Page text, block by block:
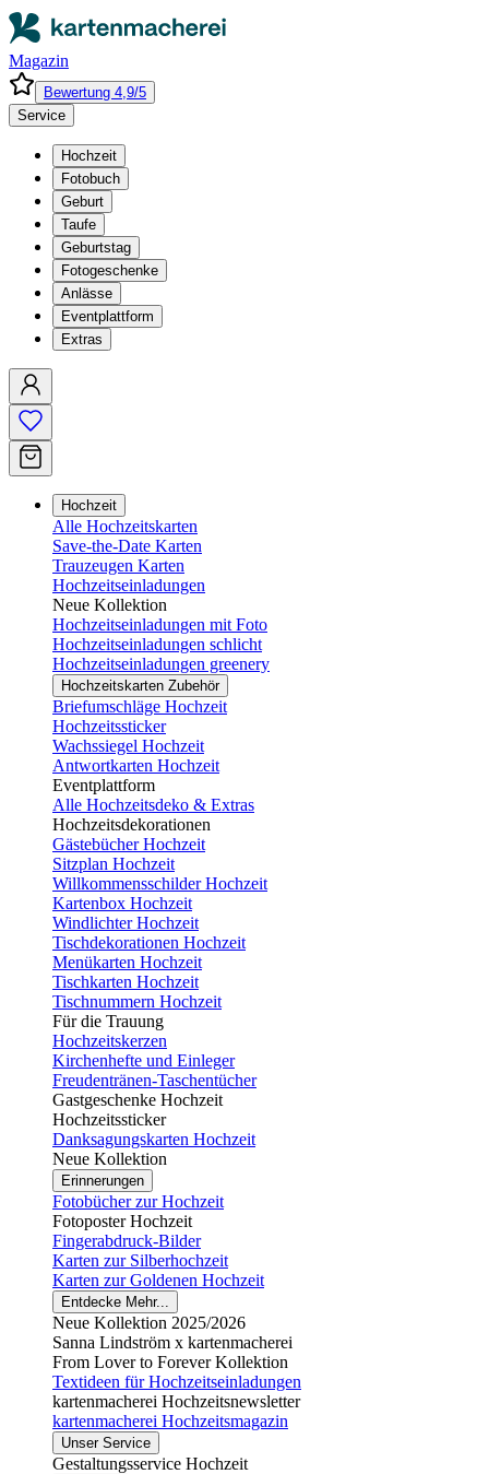
Magazin
Bewertung 4,9/5
Service
Hochzeit
Fotobuch
Geburt
Taufe
Geburtstag
Fotogeschenke
Anlässe
Eventplattform
Extras
Hochzeit
Alle Hochzeitskarten
Save-the-Date Karten
Trauzeugen Karten
Hochzeitseinladungen
Neue Kollektion
Hochzeitseinladungen mit Foto
Hochzeitseinladungen schlicht
Hochzeitseinladungen greenery
Hochzeitskarten Zubehör
Briefumschläge Hochzeit
Hochzeitssticker
Wachssiegel Hochzeit
Antwortkarten Hochzeit
Eventplattform
Alle Hochzeitsdeko & Extras
Hochzeitsdekorationen
Gästebücher Hochzeit
Sitzplan Hochzeit
Willkommensschilder Hochzeit
Kartenbox Hochzeit
Windlichter Hochzeit
Tischdekorationen Hochzeit
Menükarten Hochzeit
Tischkarten Hochzeit
Tischnummern Hochzeit
Für die Trauung
Hochzeitskerzen
Kirchenhefte und Einleger
Freudentränen-Taschentücher
Gastgeschenke Hochzeit
Hochzeitssticker
Danksagungskarten Hochzeit
Neue Kollektion
Erinnerungen
Fotobücher zur Hochzeit
Fotoposter Hochzeit
Fingerabdruck-Bilder
Karten zur Silberhochzeit
Karten zur Goldenen Hochzeit
Entdecke Mehr...
Neue Kollektion 2025/2026
Sanna Lindström x kartenmacherei
From Lover to Forever Kollektion
Textideen für Hochzeitseinladungen
kartenmacherei Hochzeitsnewsletter
kartenmacherei Hochzeitsmagazin
Unser Service
Gestaltungsservice Hochzeit